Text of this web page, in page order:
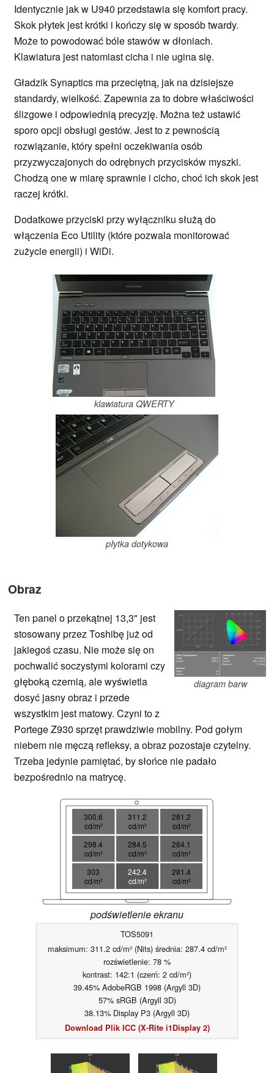
Identycznie jak w U940 przedstawia się komfort pracy.
Skok płytek jest krótki i kończy się w sposób twardy.
Może to powodować bóle stawów w dłoniach.
Klawiatura jest natomiast cicha i nie ugina się.
Gładzik Synaptics ma przeciętną, jak na dzisiejsze
standardy, wielkość. Zapewnia za to dobre właściwości
ślizgowe i odpowiednią precyzję. Można też ustawić
sporo opcji obsługi gestów. Jest to z pewnością
rozwiązanie, który spełni oczekiwania osób
przyzwyczajonych do odrębnych przycisków myszki.
Chodzą one w miarę sprawnie i cicho, choć ich skok jest
raczej krótki.
Dodatkowe przyciski przy wyłączniku służą do
włączenia Eco Utility (które pozwala monitorować
zużycie energii) i WiDi.
klawiatura QWERTY
płytka dotykowa
Obraz
diagram barw
Ten panel o przekątnej 13,3" jest
stosowany przez Toshibę już od
jakiegoś czasu. Nie może się on
pochwalić soczystymi kolorami czy
głęboką czernią, ale wyświetla
dosyć jasny obraz i przede
wszystkim jest matowy. Czyni to z
Portege Z930 sprzęt prawdziwie mobilny. Pod gołym
niebem nie męczą refleksy, a obraz pozostaje czytelny.
Trzeba jedynie pamiętać, by słońce nie padało
bezpośrednio na matrycę.
300.6
cd/m²
311.2
cd/m²
281.2
cd/m²
298.4
cd/m²
284.5
cd/m²
284.1
cd/m²
303
cd/m²
242.4
cd/m²
281.4
cd/m²
podświetlenie ekranu
TOS5091
maksimum: 311.2 cd/m² (Nits) średnia: 287.4 cd/m²
rozświetlenie: 78 %
kontrast: 142:1 (czerń: 2 cd/m²)
39.45% AdobeRGB 1998 (Argyll 3D)
57% sRGB (Argyll 3D)
38.13% Display P3 (Argyll 3D)
Download Plik ICC (X-Rite i1Display 2)